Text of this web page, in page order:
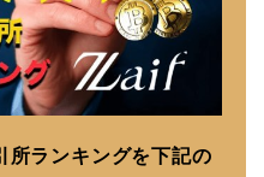
所ランキングを下記の